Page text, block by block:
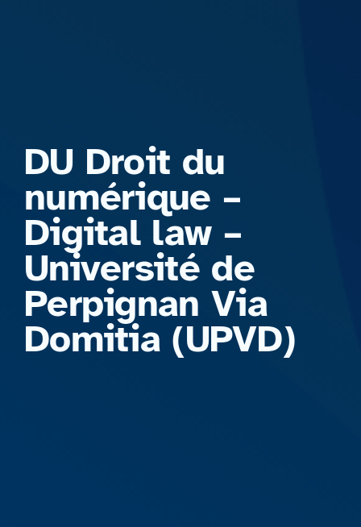
DU Droit du
numérique –
Digital law –
Université de
Perpignan Via
Domitia (UPVD)